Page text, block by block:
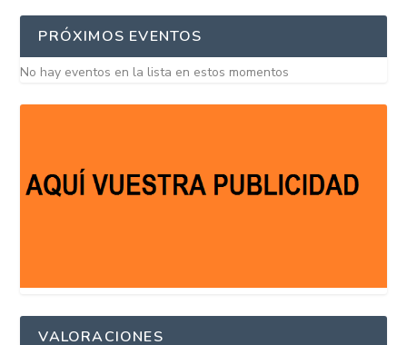
PRÓXIMOS EVENTOS
No hay eventos en la lista en estos momentos
VALORACIONES